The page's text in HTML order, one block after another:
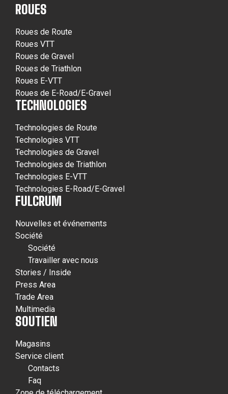
ROUES
Roues de Route
Roues VTT
Roues de Gravel
Roues de Triathlon
Roues E-VTT
Roues de E-Road/E-Gravel
TECHNOLOGIES
Technologies de Route
Technologies VTT
Technologies de Gravel
Technologies de Triathlon
Technologies E-VTT
Technologies E-Road/E-Gravel
FULCRUM
Nouvelles et événements
Société
Société
Travailler avec nous
Stories / Inside
Press Area
Trade Area
Multimedia
SOUTIEN
Magasins
Service client
Contacts
Faq